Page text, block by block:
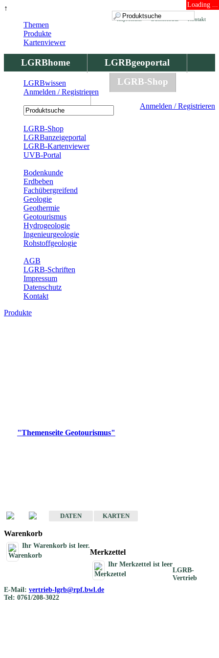
↑ Loading ...
Kontakt
Datenschutz
Impressum
LGRBhome
LGRBgeoportal
LGRBbohrungen
LGRB-Shop
Anmelden / Registrieren
Themen
Produkte
Kartenviewer
LGRBwissen
Anmelden / Registrieren
LGRB-Shop
LGRBanzeigeportal
LGRB-Kartenviewer
UVB-Portal
Bodenkunde
Erdbeben
Fachübergreifend
Geologie
Geothermie
Geotourismus
Hydrogeologie
Ingenieurgeologie
Rohstoffgeologie
AGB
LGRB-Schriften
Impressum
Datenschutz
Kontakt
Produkte
"Themenseite Geotourismus"
DATEN
KARTEN
Warenkorb
Ihr Warenkorb ist leer.
Merkzettel
Ihr Merkzettel ist leer
LGRB-
Vertrieb
E-Mail: vertrieb-lgrb@rpf.bwl.de
Tel: 0761/208-3022